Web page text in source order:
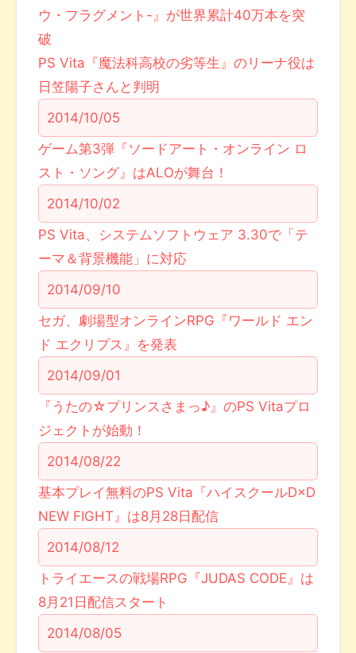
ウ・フラグメント-』が世界累計40万本を突
破
PS Vita『魔法科高校の劣等生』のリーナ役は
日笠陽子さんと判明
2014/10/05
ゲーム第3弾『ソードアート・オンライン ロ
スト・ソング』はALOが舞台！
2014/10/02
PS Vita、システムソフトウェア 3.30で「テ
ーマ＆背景機能」に対応
2014/09/10
セガ、劇場型オンラインRPG『ワールド エン
ド エクリプス』を発表
2014/09/01
『うたの☆プリンスさまっ♪』のPS Vitaプロ
ジェクトが始動！
2014/08/22
基本プレイ無料のPS Vita『ハイスクールD×D
NEW FIGHT』は8月28日配信
2014/08/12
トライエースの戦場RPG『JUDAS CODE』は
8月21日配信スタート
2014/08/05